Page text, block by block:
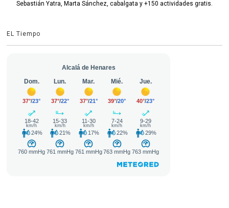
Sebastián Yatra, Marta Sánchez, cabalgata y +150 actividades gratis.
EL Tiempo